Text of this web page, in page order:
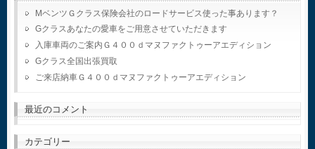
MベンツＧクラス保険会社のロードサービス使った事あります？
Gクラスあなたの愛車をご用意させていただきます
入庫車両のご案内Ｇ４００ｄマヌファクトゥーアエディション
Gクラス全国出張買取
ご来店納車Ｇ４００ｄマヌファクトゥーアエディション
最近のコメント
カテゴリー